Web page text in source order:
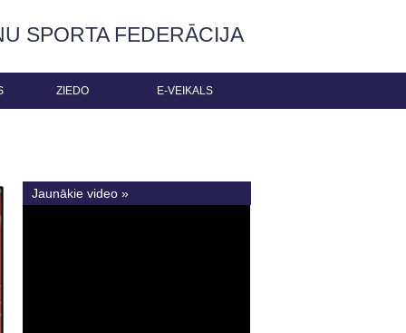
SPORTA FEDERĀCIJA
ZIEDO E-VEIKALS
Jaunākie video »